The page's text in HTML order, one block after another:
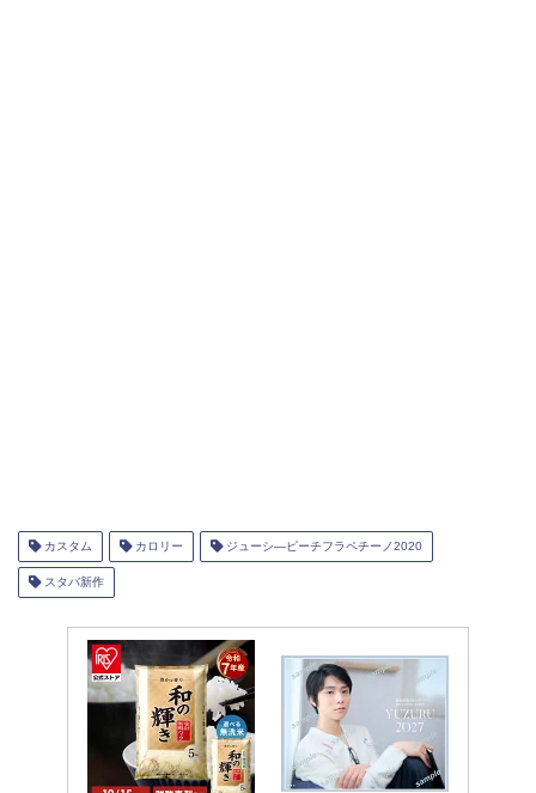
カスタム カロリー ジューシ―ピーチフラペチーノ2020
スタバ新作